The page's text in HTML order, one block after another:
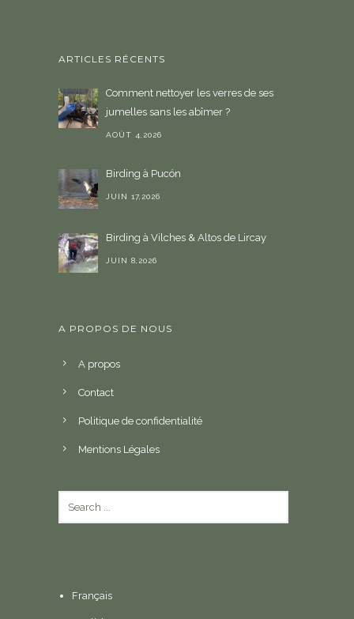
l
n
g
ARTICLES RÉCENTS
Comment nettoyer les verres de ses
jumelles sans les abîmer ?
AOÛT 4,2026
Birding à Pucón
JUIN 17,2026
Birding à Vilches & Altos de Lircay
JUIN 8,2026
A PROPOS DE NOUS
A propos
Contact
Politique de confidentialité
Mentions Légales
Français